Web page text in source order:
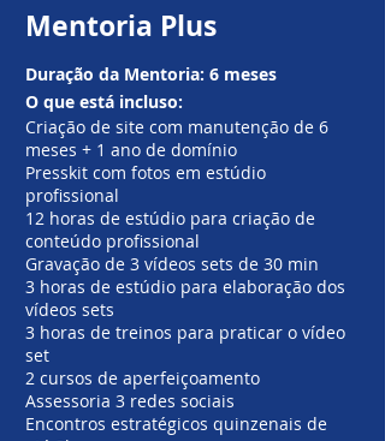
Mentoria Plus
Duração da Mentoria: 6 meses
O que está incluso:
Criação de site com manutenção de 6
meses + 1 ano de domínio
Presskit com fotos em estúdio
profissional
12 horas de estúdio para criação de
conteúdo profissional
Gravação de 3 vídeos sets de 30 min
3 horas de estúdio para elaboração dos
vídeos sets
3 horas de treinos para praticar o vídeo
set
2 cursos de aperfeiçoamento
Assessoria 3 redes sociais
Encontros estratégicos quinzenais de